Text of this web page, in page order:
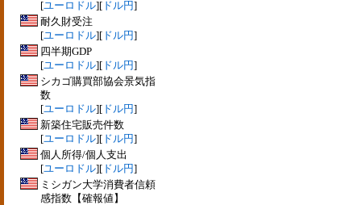
[ユーロドル][ ドル円]
耐久財受注
[ユーロドル][ ドル円]
四半期GDP
[ユーロドル][ ドル円]
シカゴ購買部協会景気指
数
[ユーロドル][ ドル円]
新築住宅販売件数
[ユーロドル][ ドル円]
個人所得/個人支出
[ユーロドル][ ドル円]
ミシガン大学消費者信頼
感指数【確報値】